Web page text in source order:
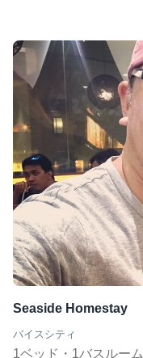
Seaside Homestay
バイスシティ
1ベッド・1バスルーム